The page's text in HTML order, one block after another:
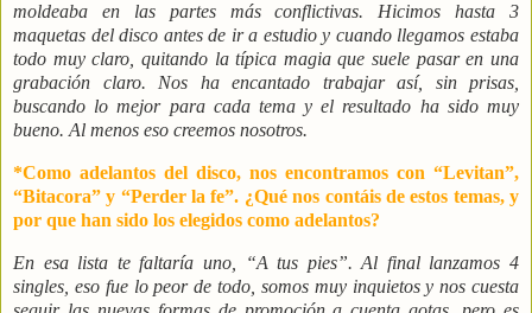
moldeaba en las partes más conflictivas. Hicimos hasta 3
maquetas del disco antes de ir a estudio y cuando llegamos estaba
todo muy claro, quitando la típica magia que suele pasar en una
grabación claro. Nos ha encantado trabajar así, sin prisas,
buscando lo mejor para cada tema y el resultado ha sido muy
bueno. Al menos eso creemos nosotros.
*Como adelantos del disco, nos encontramos con “Levitan”,
“Bitacora” y “Perder la fe”. ¿Qué nos contáis de estos temas, y
por que han sido los elegidos como adelantos?
En esa lista te faltaría uno, “A tus pies”. Al final lanzamos 4
singles, eso fue lo peor de todo, somos muy inquietos y nos cuesta